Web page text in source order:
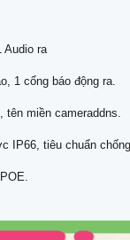
Audio ra
1 cổng báo động ra.
tên miền cameraddns.
IP66, tiêu chuẩn